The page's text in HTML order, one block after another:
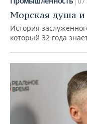
Морская душа и
История
который 32 года